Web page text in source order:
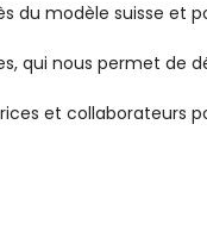
du modèle suisse et
qui nous permet de
et collaborateurs